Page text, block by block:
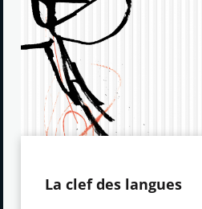
La clef des langues